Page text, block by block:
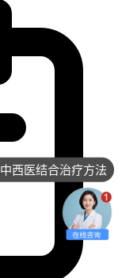
中西医结合治疗方法